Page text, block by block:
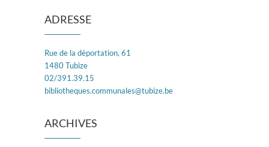
ADRESSE
Rue de la déportation, 61
1480 Tubize
02/391.39.15
bibliotheques.communales@tubize.be
ARCHIVES